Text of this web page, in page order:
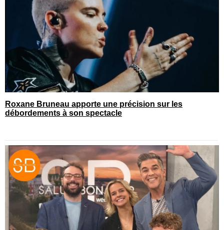
Roxane Bruneau apporte une précision sur les
débordements à son spectacle